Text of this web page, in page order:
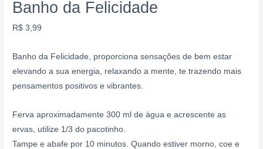
Banho da Felicidade
R$ 3,99
Banho da Felicidade, proporciona sensações de bem estar
elevando a sua energia, relaxando a mente, te trazendo mais
pensamentos positivos e vibrantes.
Ferva aproximadamente 300 ml de água e acrescente as
ervas, utilize 1/3 do pacotinho.
Tampe e abafe por 10 minutos. Quando estiver morno, coe e